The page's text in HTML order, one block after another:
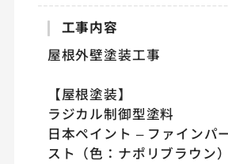
工事内容
屋根外壁塗装工事
【屋根塗装】
ラジカル制御型塗料
日本ペイント – ファインパ
スト（色：ナポリブラウン）